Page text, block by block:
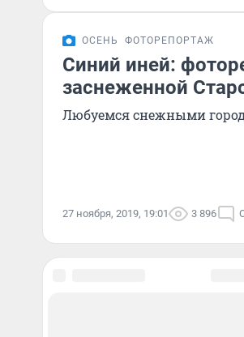
ОСЕНЬ ФОТОРЕПОРТАЖ
Синий иней:
заснеженной
Любуемся снежными
27 ноября, 2019, 19:01 3 896